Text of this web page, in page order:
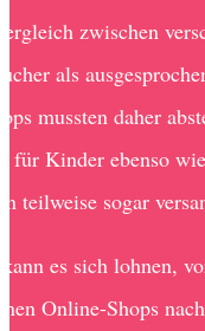
zwischen
als
mussten daher
für Kinder ebenso
teilweise sogar
es sich lohnen,
Online-Shops